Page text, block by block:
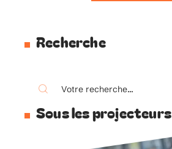
Recherche
Sous les projecteurs